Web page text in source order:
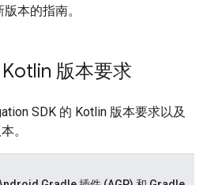
本的指南。
版本要求
SDK 的 Kotlin 版本要求以及
。